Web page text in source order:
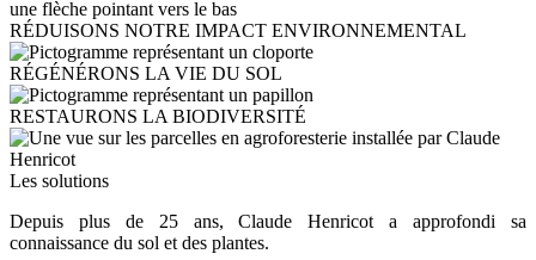
RÉDUISONS NOTRE IMPACT ENVIRONNEMENTAL
Icon
Image
RÉGÉNÉRONS LA VIE DU SOL
Icon
Image
RESTAURONS LA BIODIVERSITÉ
Highlight
Image
Image
Les solutions
Depuis plus de 25 ans, Claude Henricot a approfondi sa
connaissance du sol et des plantes.